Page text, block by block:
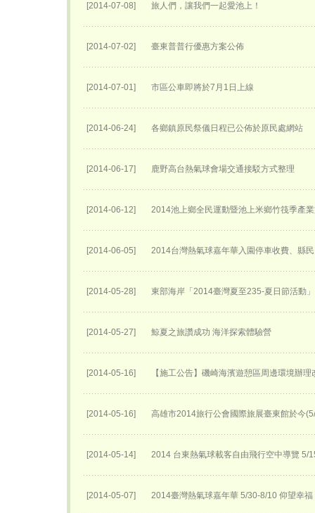
[2014-07-08] 旅人們，讓我們一起愛池上！
[2014-07-02] 臺東普普行優惠方案公佈
[2014-07-01] 市區公車即將於7月1日上線
[2014-06-24] 各鄉鎮原民祭儀日程已公佈於原民處網站
[2014-06-17] 鹿野高台熱氣球會場交通接駁方式整理
[2014-06-12] 2014池上鄉全民運動暨池上米鄉竹筏季產
[2014-06-05] 2014台灣熱氣球嘉年華入園停車收費、縣
[2014-05-28] 東部海岸「2014臺灣夏至235-夏日節活動
[2014-05-27] 鯨夏之旅讚成功 海洋探索體驗營
[2014-05-16] 【施工公告】磯崎海濱遊憩區周邊環境辦理
[2014-05-16] 高雄市2014旅行公會國際旅展臺東館於今
[2014-05-14] 2014 台東熱氣球載客自由飛行空中導覽 5/
[2014-05-07] 2014臺灣熱氣球嘉年華 5/30-8/10 仰望幸福